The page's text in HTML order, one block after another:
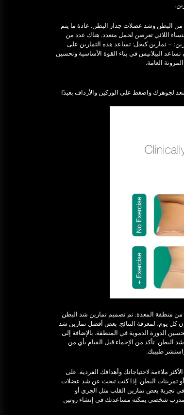
فبراير 17, 2025
من البطن وشد عضلات جدار البطن. عادة ما يتم
اللائي تعرضن لحمل متعدد. هناك عدد من
– تمارين كيجل: تساعد هذه التمارين على
البيلاتيس في بناء القوة الأساسية وتحسين
العامة.
لجوهرك واضغط على الوركين والأرداف بعيدًا
من منطقة المعدة. تم تصميم تمارين شد البطن
كل يوم، لمعرفة النتائج. بعض أفضل تمارين شد
الدورة الدموية في المنطقة. بالإضافة إلى
البطن. تأكد من الإحماء قبل القيام بأي من
طبيبك.
ملاءمة لاحتياجاتك وأهدافك الفردية. على
تمرينات البطن. إذا كنت تبحث عن شد عضلات
تجربة بعض تمارين القلب مثل الجري أو
مدرب شخصي يمكنه مساعدتك في إنشاء روتين